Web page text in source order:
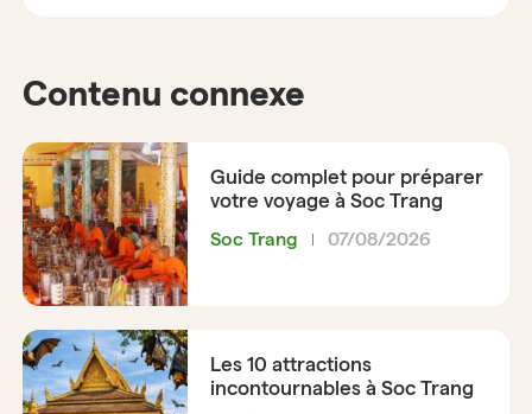
Contenu connexe
Guide complet pour préparer
votre voyage à Soc Trang
Soc Trang 07/08/2026
Les 10 attractions
incontournables à Soc Trang